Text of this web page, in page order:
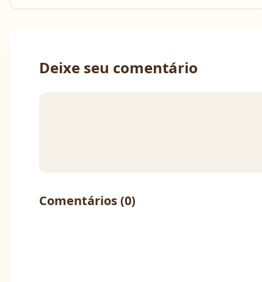
Deixe seu comentário
Comentários (0)